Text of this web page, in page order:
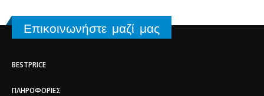
Επικοινωνήστε μαζί μας
BESTPRICE
ΠΛΗΡΟΦΟΡΊΕΣ